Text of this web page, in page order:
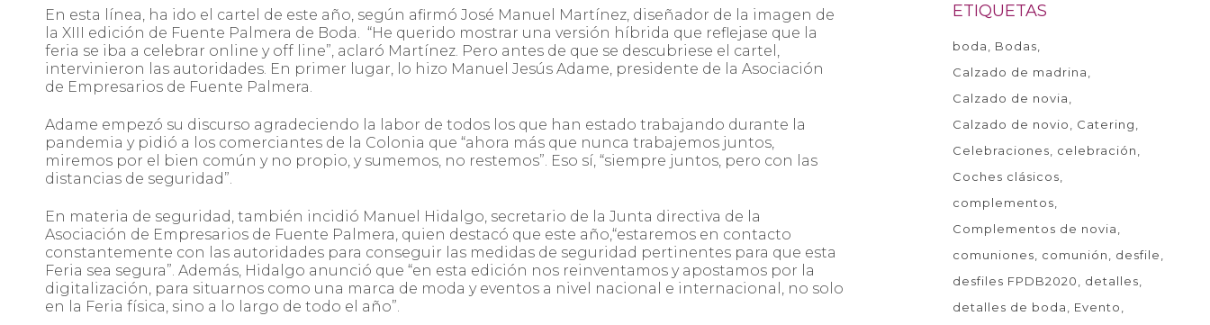
En esta línea, ha ido el cartel de este año, según afirmó José Manuel Martínez, diseñador de la imagen de
la XIII edición de Fuente Palmera de Boda. “He querido mostrar una versión híbrida que reflejase que la
feria se iba a celebrar online y off line”, aclaró Martínez. Pero antes de que se descubriese el cartel,
intervinieron las autoridades. En primer lugar, lo hizo Manuel Jesús Adame, presidente de la Asociación
de Empresarios de Fuente Palmera.
Adame empezó su discurso agradeciendo la labor de todos los que han estado trabajando durante la
pandemia y pidió a los comerciantes de la Colonia que “ahora más que nunca trabajemos juntos,
miremos por el bien común y no propio, y sumemos, no restemos”. Eso sí, “siempre juntos, pero con las
distancias de seguridad”.
En materia de seguridad, también incidió Manuel Hidalgo, secretario de la Junta directiva de la
Asociación de Empresarios de Fuente Palmera, quien destacó que este año,“estaremos en contacto
constantemente con las autoridades para conseguir las medidas de seguridad pertinentes para que esta
Feria sea segura”. Además, Hidalgo anunció que “en esta edición nos reinventamos y apostamos por la
digitalización, para situarnos como una marca de moda y eventos a nivel nacional e internacional, no solo
en la Feria física, sino a lo largo de todo el año”.
ETIQUETAS
boda
Bodas
Calzado de madrina
Calzado de novia
Calzado de novio
Catering
Celebraciones
celebración
Coches clásicos
complementos
Complementos de novia
comuniones
comunión
desfile
desfiles FPDB2020
detalles
detalles de boda
Evento